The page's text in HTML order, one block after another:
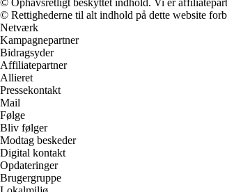
© Ophavsretligt beskyttet indhold. Vi er
© Rettighederne til alt indhold på dette website
Netværk
Kampagnepartner
Bidragsyder
Affiliatepartner
Allieret
Pressekontakt
Mail
Følge
Bliv følger
Modtag beskeder
Digital kontakt
Opdateringer
Brugergruppe